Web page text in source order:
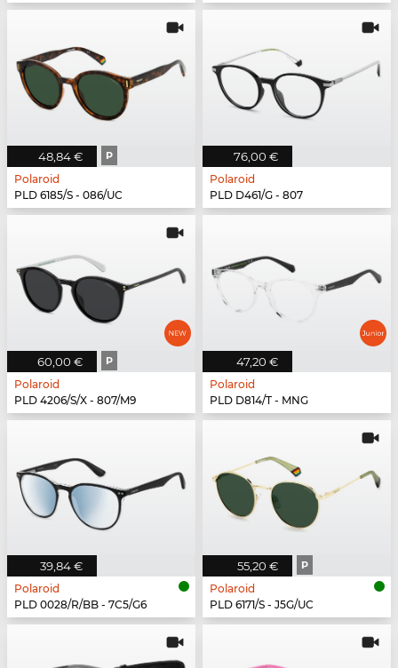
48,84 € P
Polaroid
PLD 6185/S - 086/UC
76,00 €
Polaroid
PLD D461/G - 807
60,00 € P
Polaroid
PLD 4206/S/X - 807/M9
47,20 €
Polaroid
PLD D814/T - MNG
39,84 €
Polaroid
PLD 0028/R/BB - 7C5/G6
55,20 € P
Polaroid
PLD 6171/S - J5G/UC